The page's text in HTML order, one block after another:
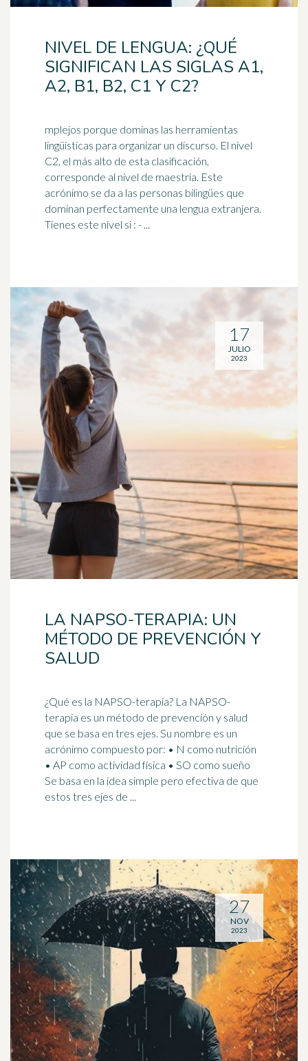
NIVEL DE LENGUA: ¿QUÉ
SIGNIFICAN LAS SIGLAS A1,
A2, B1, B2, C1 Y C2?
mplejos porque dominas las herramientas
lingüísticas para organizar un discurso. El nivel
C2, el más alto de esta clasificación,
corresponde al nivel de maestría. Este
acrónimo se da a las personas bilingües que
dominan perfectamente una lengua extranjera.
Tienes este nivel si : - ...
LA NAPSO-TERAPIA: UN
MÉTODO DE PREVENCIÓN Y
SALUD
¿Qué es la NAPSO-terapia? La NAPSO-
terapia es un método de prevención y salud
que se basa en tres ejes. Su nombre es un
acrónimo compuesto por: • N como nutrición
• AP como actividad física • SO como sueño
Se basa en la idea simple pero efectiva de que
estos tres ejes de ...
17
JULIO
2023
27
NOV
2023